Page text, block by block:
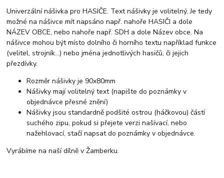
Univerzální nášivka pro HASIČE. Text nášivky je volitelný, Je tedy
možné na nášivce mít napsáno např. nahoře HASIČI a dole
NÁZEV OBCE, nebo nahoře např. SDH a dole Název obce. Na
nášivce mohou být místo dolního či horního textu například funkce
(velitel, strojník...) nebo jména jednotlivých hasičů, či jejich
přezdívky.
Rozměr nášivky je 90x80mm
Nášivky mají volitelný text (napište do poznámky v
objednávce přesné znění)
Nášivky jsou standardně podšité ostrou (háčkovou) částí
suchého zipu, pokud si přejete verzi našívací, nebo
nažehlovací, stačí napsat do poznámky v objednávce.
Vyrábíme na naší dílně v Žamberku.